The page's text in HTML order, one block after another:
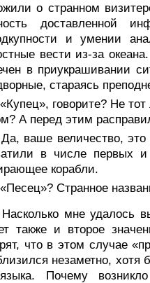
о странном
доставленной
и умении
вести из-за
в приукрашивании
стараясь
говорите? Не
А перед этим
ваше величество,
в числе первых
корабли.
Странное
мне удалось
также и второе
что в этом случае
незаметно,
Почему